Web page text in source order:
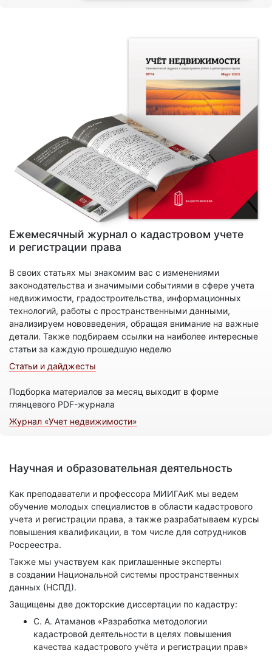
Ежемесячный журнал о кадастровом учете
и регистрации права
В своих статьях мы знакомим вас с изменениями
законодательства и значимыми событиями в сфере учета
недвижимости, градостроительства, информационных
технологий, работы с пространственными данными,
анализируем нововведения, обращая внимание на важные
детали. Также подбираем ссылки на наиболее интересные
статьи за каждую прошедшую неделю
Статьи и дайджесты
Подборка материалов за месяц выходит в форме
глянцевого PDF-журнала
Журнал «Учет недвижимости»
Научная и образовательная деятельность
Как преподаватели и профессора МИИГАиК мы ведем
обучение молодых специалистов в области кадастрового
учета и регистрации права, а также разрабатываем курсы
повышения квалификации, в том числе для сотрудников
Росреестра.
Также мы участвуем как приглашенные эксперты
в создании Национальной системы пространственных
данных (НСПД).
Защищены две докторские диссертации по кадастру:
С. А. Атаманов «Разработка методологии
кадастровой деятельности в целях повышения
качества кадастрового учёта и регистрации прав»